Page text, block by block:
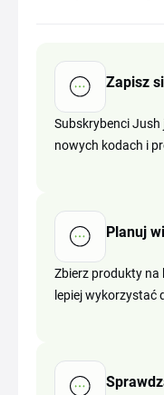
Zapisz
Subskrybenci
nowych kodach i
Planuj
Zbierz produkty na
lepiej wykorzystać